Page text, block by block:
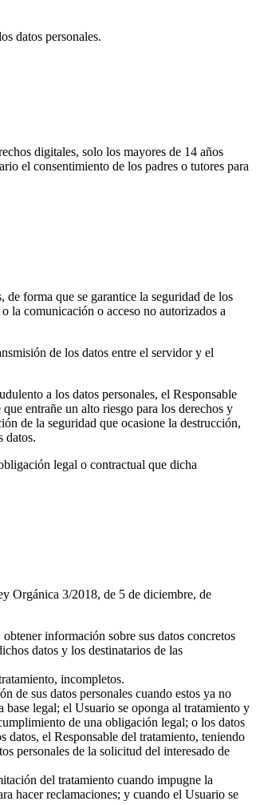
datos personales.
digitales, solo los mayores de 14 años
el consentimiento de los padres o tutores para
de forma que se garantice la seguridad de los
la comunicación o acceso no autorizados a
de los datos entre el servidor y el
a los datos personales, el Responsable
entrañe un alto riesgo para los derechos y
de la seguridad que ocasione la destrucción,
datos.
legal o contractual que dicha
Orgánica 3/2018, de 5 de diciembre, de
información sobre sus datos concretos
datos y los destinatarios de las
incompletos.
de sus datos personales cuando estos ya no
base legal; el Usuario se oponga al tratamiento y
de una obligación legal; o los datos
datos, el Responsable del tratamiento, teniendo
personales de la solicitud del interesado de
del tratamiento cuando impugne la
hacer reclamaciones; y cuando el Usuario se